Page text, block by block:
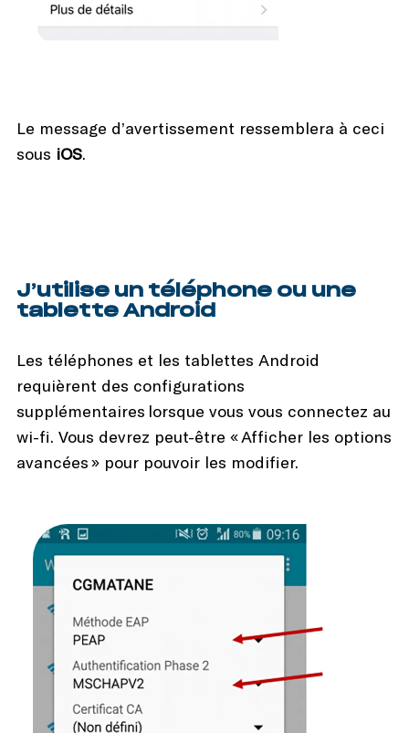
Le message d’avertissement ressemblera à ceci
sous iOS.
J’utilise un téléphone ou une
tablette Android
Les téléphones et les tablettes Android
requièrent des configurations
supplémentaires lorsque vous vous connectez au
wi-fi. Vous devrez peut-être « Afficher les options
avancées » pour pouvoir les modifier.